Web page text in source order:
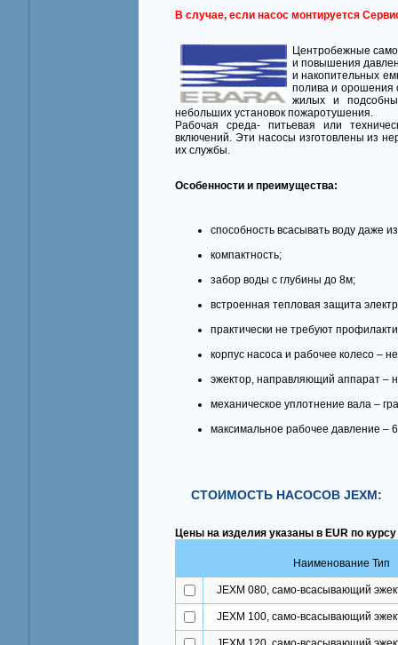
В случае, если насос монтируется
Центробежные
и повышения
и накопительных
полива и орошения
жилых и
небольших установок пожаротушения.
Рабочая среда- питьевая или
включений. Эти насосы изготовлены из
их службы.
Особенности и преимущества:
способность всасывать воду даже
компактность;
забор воды с глубины до 8м;
встроенная тепловая защита
практически не требуют
корпус насоса и рабочее колесо –
эжектор, направляющий аппарат –
механическое уплотнение вала –
максимальное рабочее давление –
СТОИМОСТЬ НАСОСОВ JEXM:
Цены на изделия указаны в EUR по
Наименование Тип
JEXM 080, само-всасывающий
JEXM 100, само-всасывающий